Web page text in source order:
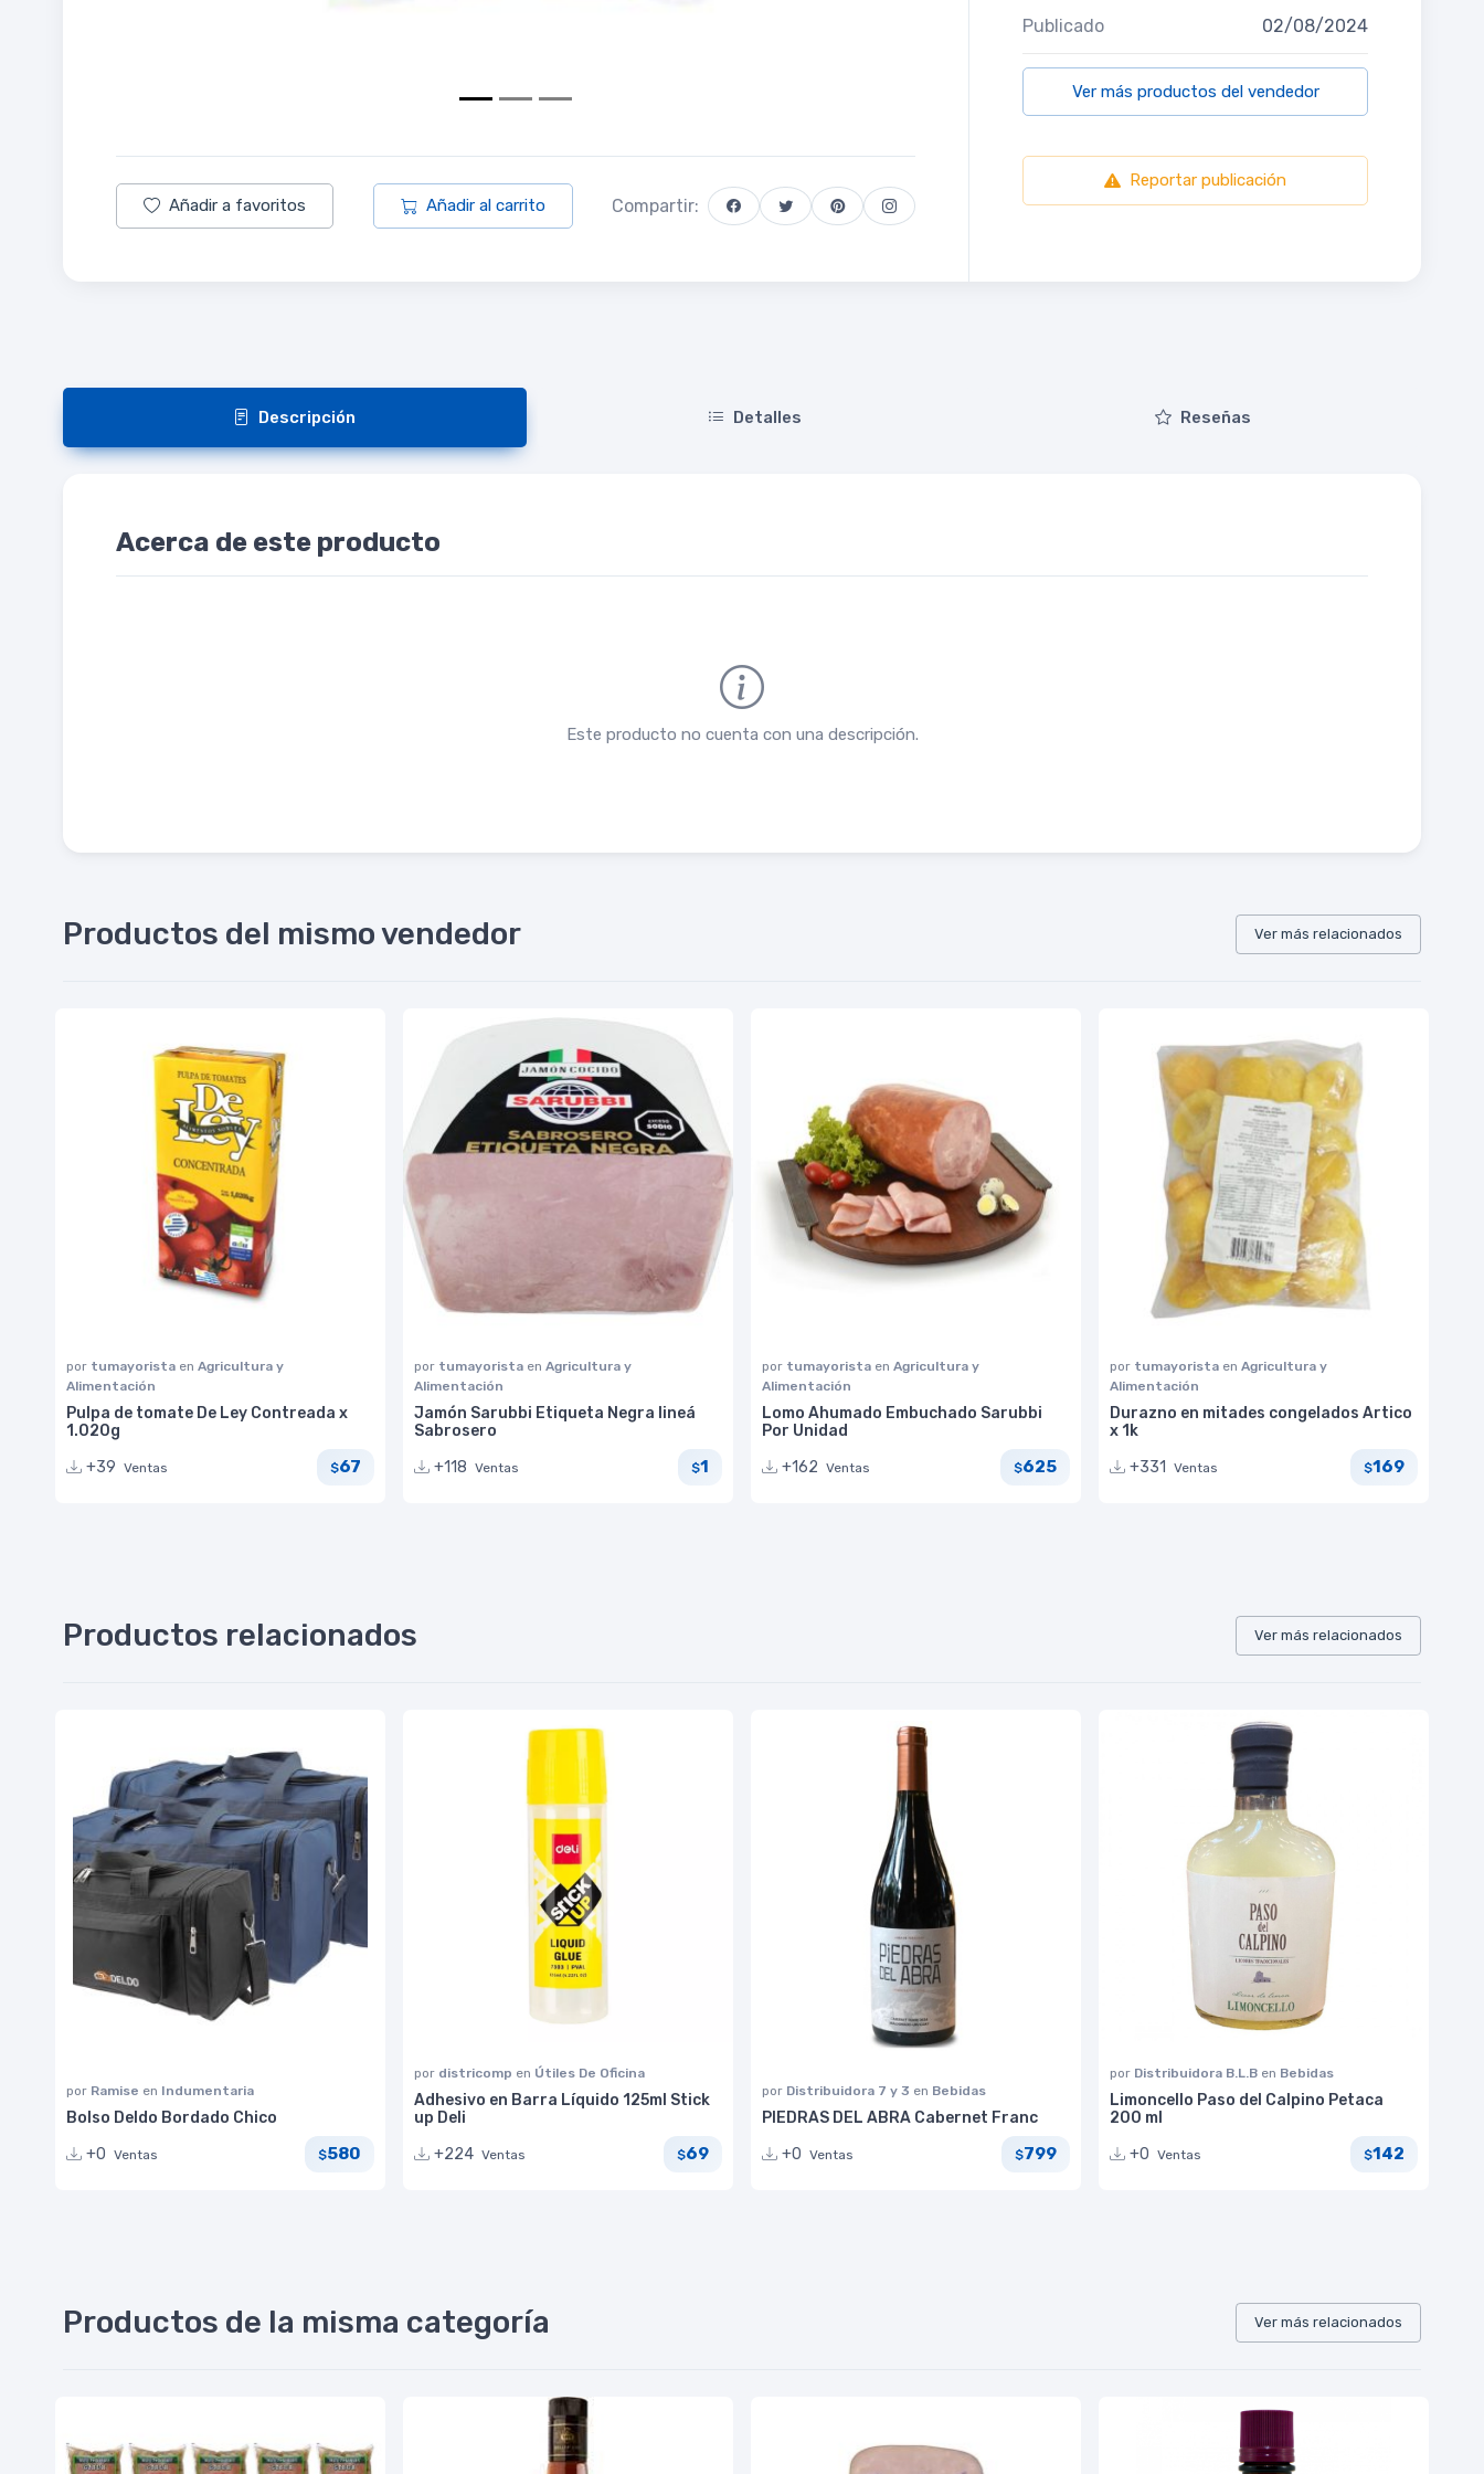
Añadir a favoritos Añadir al carrito Compartir:
Publicado 02/08/2024
Ver más productos del vendedor
Reportar publicación
Descripción Detalles Reseñas
Acerca de este producto
Este producto no cuenta con una descripción.
Productos del mismo vendedor Ver más relacionados
por tumayorista en Agricultura y
Alimentación
Pulpa de tomate De Ley Contreada x
1.020g
+39 Ventas $67
por tumayorista en Agricultura y
Alimentación
Jamón Sarubbi Etiqueta Negra lineá
Sabrosero
+118 Ventas $1
por tumayorista en Agricultura y
Alimentación
Lomo Ahumado Embuchado Sarubbi
Por Unidad
+162 Ventas $625
por tumayorista en Agricultura y
Alimentación
Durazno en mitades congelados Artico
x 1k
+331
Ventas $169
Productos relacionados Ver más relacionados
por Ramise en Indumentaria
Bolso Deldo Bordado Chico
+0 Ventas $580
por districomp en Útiles De Oficina
Adhesivo en Barra Líquido 125ml Stick
up Deli
+224 Ventas $69
por Distribuidora 7 y 3 en Bebidas
PIEDRAS DEL ABRA Cabernet Franc
+0 Ventas $799
por Distribuidora B.L.B en Bebidas
Limoncello Paso del Calpino Petaca
200 ml
+0 Ventas $142
Productos de la misma categoría Ver más relacionados